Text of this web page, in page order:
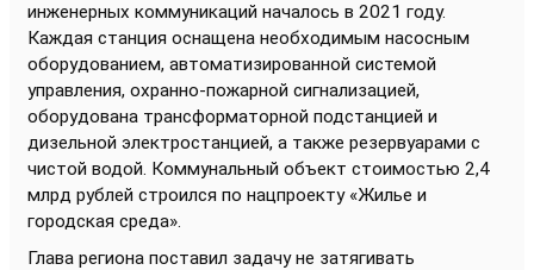
инженерных коммуникаций началось в 2021 году.
Каждая станция оснащена необходимым насосным
оборудованием, автоматизированной системой
управления, охранно-пожарной сигнализацией,
оборудована трансформаторной подстанцией и
дизельной электростанцией, а также резервуарами с
чистой водой. Коммунальный объект стоимостью 2,4
млрд рублей строился по нацпроекту «Жилье и
городская среда».
Глава региона поставил задачу не затягивать